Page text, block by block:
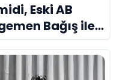
Eski AB
Bağış ile